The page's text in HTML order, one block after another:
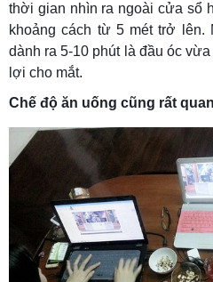
thời gian nhìn ra ngoài cửa sổ
khoảng cách từ 5 mét trở
dành ra 5-10 phút là đầu óc
lợi cho mắt.
Chế độ ăn uống cũng rất